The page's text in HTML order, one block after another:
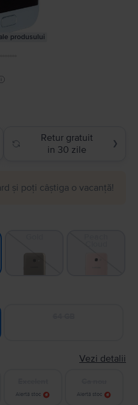
produsului
Retur gratuit
in 30 zile
❯
și poți câștiga o vacanță!
Vezi detalii
Alertă stoc Alertă stoc